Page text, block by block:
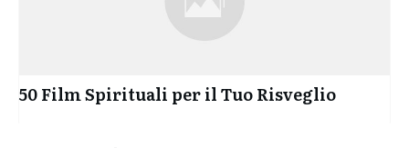
50 Film Spirituali per il Tuo Risveglio